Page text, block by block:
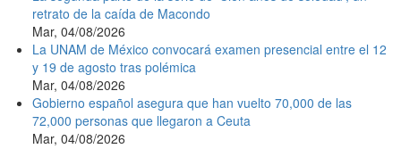
retrato de la caída de Macondo
Mar, 04/08/2026
La UNAM de México convocará examen presencial entre el 12
y 19 de agosto tras polémica
Mar, 04/08/2026
Gobierno español asegura que han vuelto 70,000 de las
72,000 personas que llegaron a Ceuta
Mar, 04/08/2026